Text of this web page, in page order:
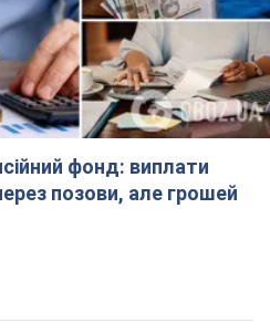
фонд: виплати
позови, але грошей